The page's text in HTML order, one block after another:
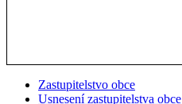
Zastupitelstvo obce
Usnesení zastupitelstva obce